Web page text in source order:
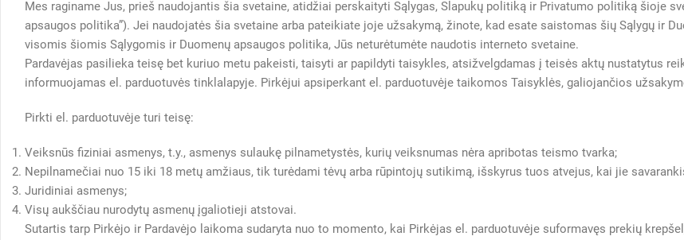
Mes raginame Jus, prieš naudojantis šia svetaine, atidžiai perskaityti Sąlygas, Slapukų politiką ir Privatumo politiką šioje
apsaugos politika”). Jei naudojatės šia svetaine arba pateikiate joje užsakymą, žinote, kad esate saistomas šių Sąlygų ir
visomis šiomis Sąlygomis ir Duomenų apsaugos politika, Jūs neturėtumėte naudotis interneto svetaine.
Pardavėjas pasilieka teisę bet kuriuo metu pakeisti, taisyti ar papildyti taisykles, atsižvelgdamas į teisės aktų nustatytus
informuojamas el. parduotuvės tinklalapyje. Pirkėjui apsiperkant el. parduotuvėje taikomos Taisyklės, galiojančios
Pirkti el. parduotuvėje turi teisę:
Veiksnūs fiziniai asmenys, t.y., asmenys sulaukę pilnametystės, kurių veiksnumas nėra apribotas teismo tvarka;
Nepilnamečiai nuo 15 iki 18 metų amžiaus, tik turėdami tėvų arba rūpintojų sutikimą, išskyrus tuos atvejus, kai jie
Juridiniai asmenys;
Visų aukščiau nurodytų asmenų įgaliotieji atstovai.
Sutartis tarp Pirkėjo ir Pardavėjo laikoma sudaryta nuo to momento, kai Pirkėjas el. parduotuvėje suformavęs prekių